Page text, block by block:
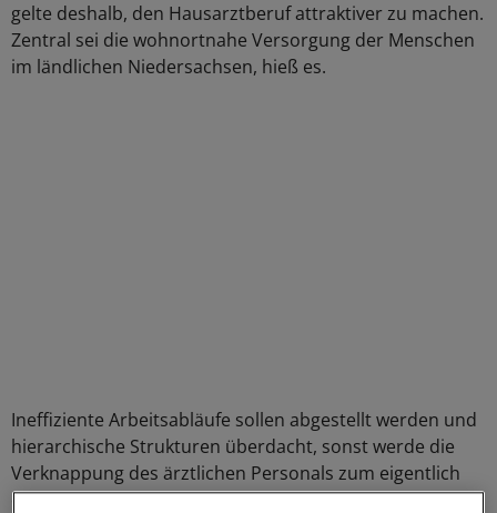
gelte deshalb, den Hausarztberuf attraktiver zu machen.
Zentral sei die wohnortnahe Versorgung der Menschen
im ländlichen Niedersachsen, hieß es.
Ineffiziente Arbeitsabläufe sollen abgestellt werden und
hierarchische Strukturen überdacht, sonst werde die
Verknappung des ärztlichen Personals zum eigentlich
existenzgefährdenden Faktor für die wohnortnahe